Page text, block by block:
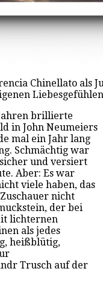
Chinellato als
brillierte
in John Neumeiers
mal ein Jahr lang
Schmächtig war
und versiert
Aber: Es war
viele haben, das
nicht
der bei
lichternen
als jedes
heißblütig,
Trusch auf der